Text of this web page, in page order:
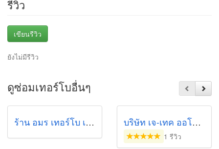
รีวิว
เขียนรีวิว
ยังไม่มีรีวิว
ดูซ่อมเทอร์โบอื่นๆ
ร้าน อมร เทอร์โบ เซอร์วิส บริษัท เจ-เทค ออโต้ พาร์ท จำกัด
1 รีวิว